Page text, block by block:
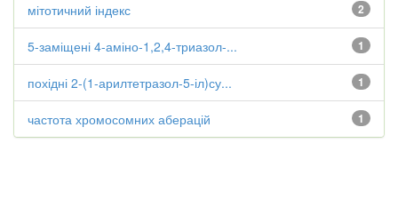
2
мітотичний індекс
1
5-заміщені 4-аміно-1,2,4-триазол-...
1
похідні 2-(1-арилтетразол-5-іл)су...
1
частота хромосомних аберацій